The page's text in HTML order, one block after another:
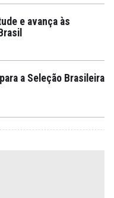
e avança às
a Seleção Brasileira